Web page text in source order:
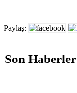
Paylaş:
Son Haberler